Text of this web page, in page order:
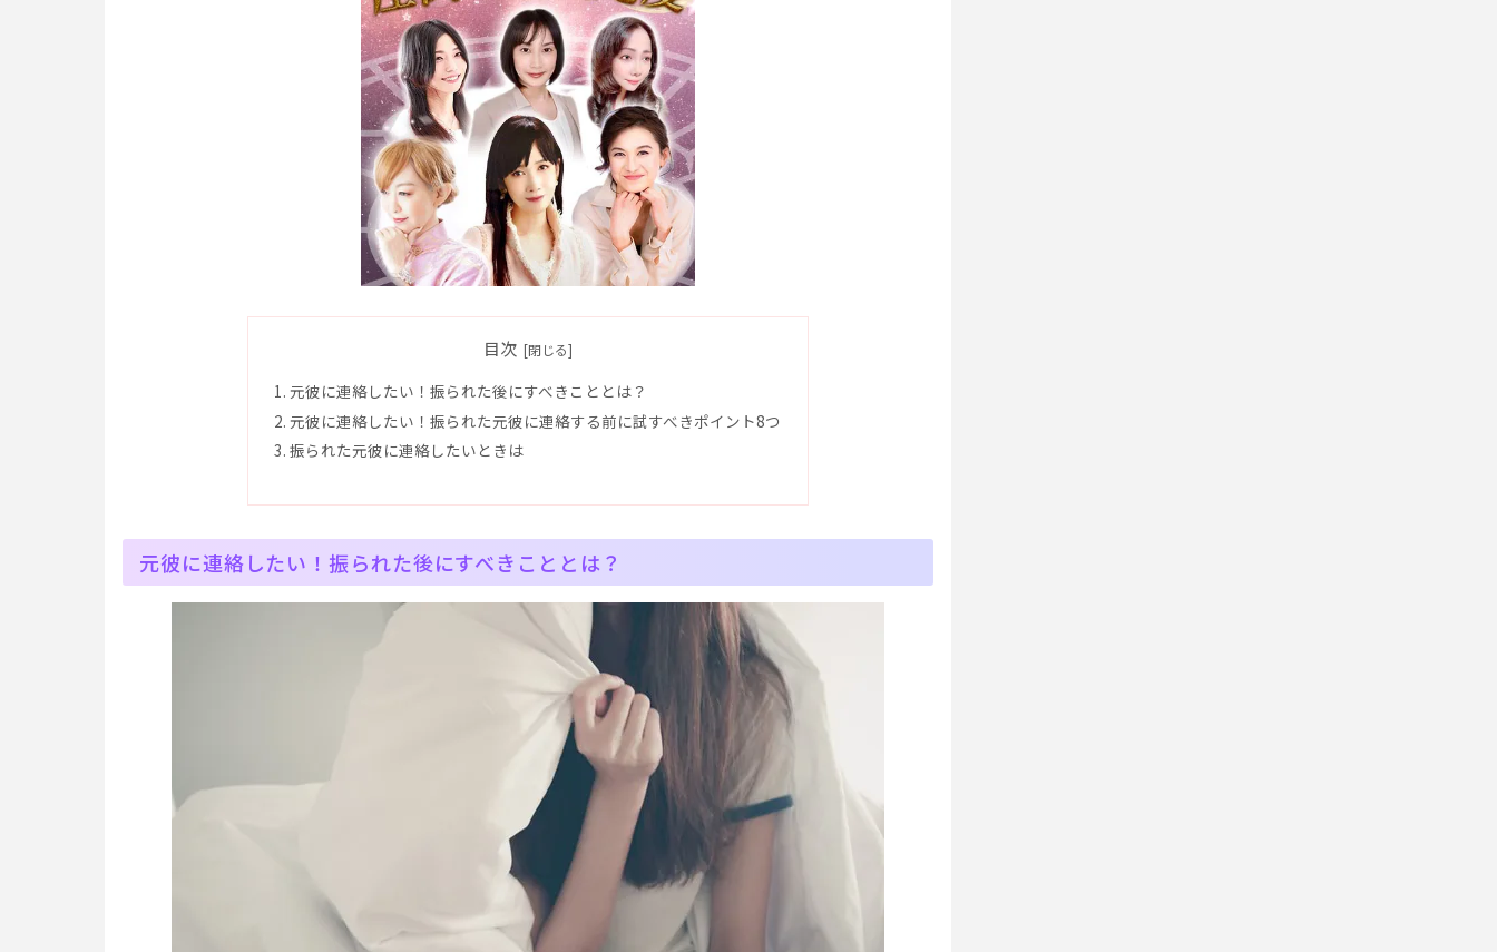
目次
元彼に連絡したい！振られた後にすべきこととは？
元彼に連絡したい！振られた元彼に連絡する前に試すべきポイント8つ
振られた元彼に連絡したいときは
元彼に連絡したい！振られた後にすべきこととは？